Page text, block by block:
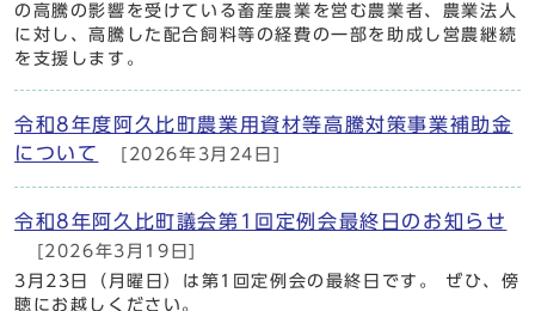
の高騰の影響を受けている畜産農業を営む農業者、農業法人
に対し、高騰した配合飼料等の経費の一部を助成し営農継続
を支援します。
令和8年度阿久比町農業用資材等高騰対策事業補助金
について
[2026年3月24日]
令和8年阿久比町議会第1回定例会最終日のお知らせ
[2026年3月19日]
3月23日（月曜日）は第1回定例会の最終日です。 ぜひ、傍
聴にお越しください。